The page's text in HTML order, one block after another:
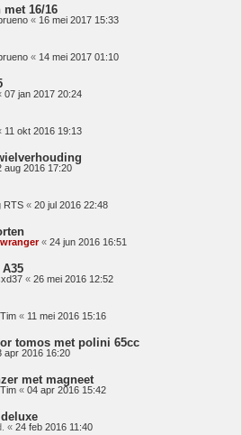
16/16
« 16 mei 2017 15:33
« 14 mei 2017 01:10
07 jan 2017 20:24
11 okt 2016 19:13
aug 2016 17:20
RTS « 20 jul 2016 22:48
« 24 jun 2016 16:51
« 26 mei 2016 12:52
« 11 mei 2016 15:16
tomos met polini 65cc
apr 2016 16:20
met magneet
« 04 apr 2016 15:42
« 24 feb 2016 11:40